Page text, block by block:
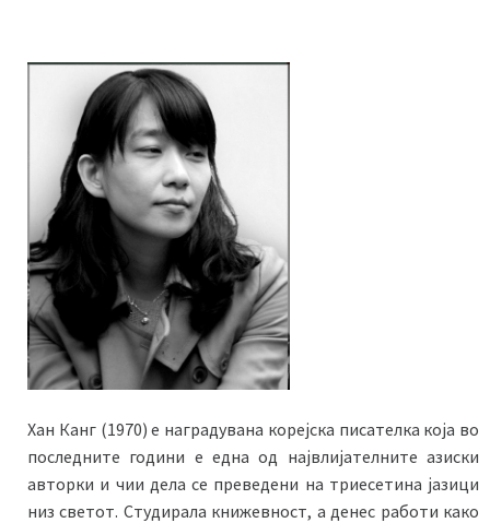
Хан Канг (1970) е наградувана корејска писателка која во
последните години е една од највлијателните азиски
авторки и чии дела се преведени на триесетина јазици
низ светот. Студирала книжевност, а денес работи како